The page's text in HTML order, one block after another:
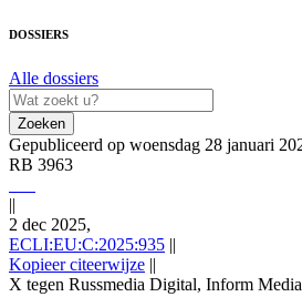
DOSSIERS
Alle dossiers
Zoeken
Gepubliceerd op woensdag 28 januari
RB 3963
||
2 dec 2025,
ECLI:EU:C:2025:935 ||
Kopieer citeerwijze ||
X tegen Russmedia Digital, Inform Media